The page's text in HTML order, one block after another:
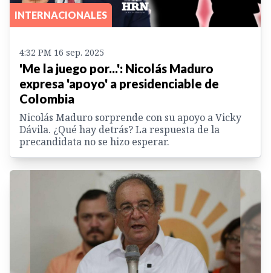
INTERNACIONALES
4:32 PM 16 sep. 2025
'Me la juego por...': Nicolás Maduro
expresa 'apoyo' a presidenciable de
Colombia
Nicolás Maduro sorprende con su apoyo a Vicky
Dávila. ¿Qué hay detrás? La respuesta de la
precandidata no se hizo esperar.